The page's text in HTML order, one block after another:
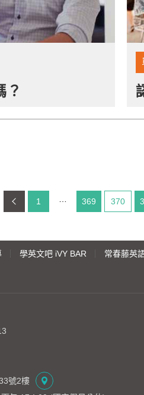
？
1 369 目前頁
370
學英文吧 iVY BAR 常春藤英
號2樓